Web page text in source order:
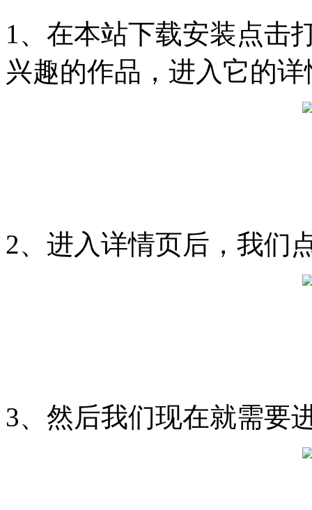
1、在本站下载安装点击
兴趣的作品，进入它的详
2、进入详情页后，我们
3、然后我们现在就需要